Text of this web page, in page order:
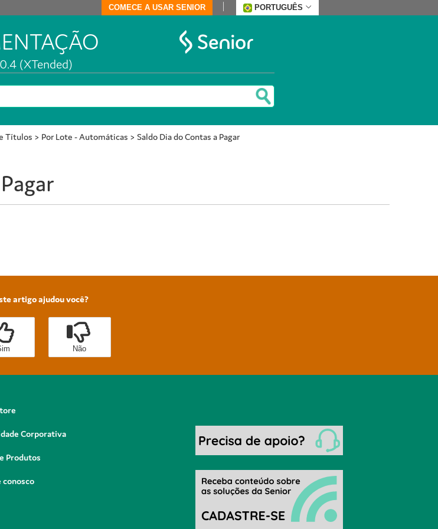
COMECE A USAR SENIOR PORTUGUÊS
(XTended)
Títulos > Por Lote - Automáticas > Saldo Dia do Contas a Pagar
artigo ajudou você?
Não
Corporativa
Produtos
conosco